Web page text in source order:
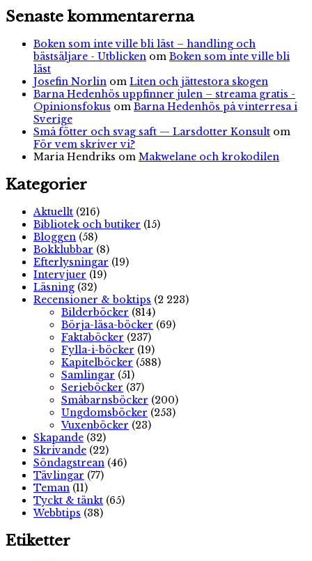
Senaste kommentarerna
Boken som inte ville bli läst – handling och
bästsäljare - Utblicken om Boken som inte ville bli
läst
Josefin Norlin om Liten och jättestora skogen
Barna Hedenhös uppfinner julen – streama gratis -
Opinionsfokus om Barna Hedenhös på vinterresa i
Sverige
Små fötter och svag saft — Larsdotter Konsult om
För vem skriver vi?
Maria Hendriks om Makwelane och krokodilen
Kategorier
Aktuellt (216)
Bibliotek och butiker (15)
Bloggen (58)
Bokklubbar (8)
Efterlysningar (19)
Intervjuer (19)
Läsning (32)
Recensioner & boktips (2 223)
Bilderböcker (814)
Börja-läsa-böcker (69)
Faktaböcker (237)
Fylla-i-böcker (19)
Kapitelböcker (588)
Samlingar (51)
Serieböcker (37)
Småbarnsböcker (200)
Ungdomsböcker (253)
Vuxenböcker (23)
Skapande (32)
Skrivande (22)
Söndagstrean (46)
Tävlingar (77)
Teman (11)
Tyckt & tänkt (65)
Webbtips (38)
Etiketter